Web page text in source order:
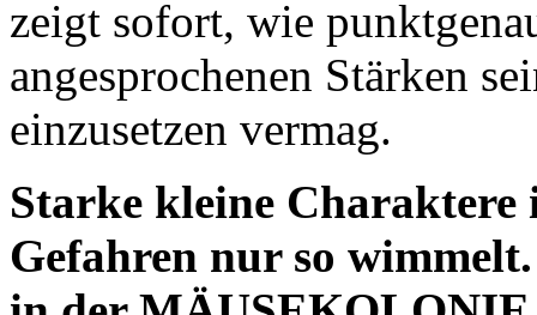
zeigt sofort, wie
angesprochenen Stärken
einzusetzen vermag.
Starke kleine Charaktere
Gefahren nur so